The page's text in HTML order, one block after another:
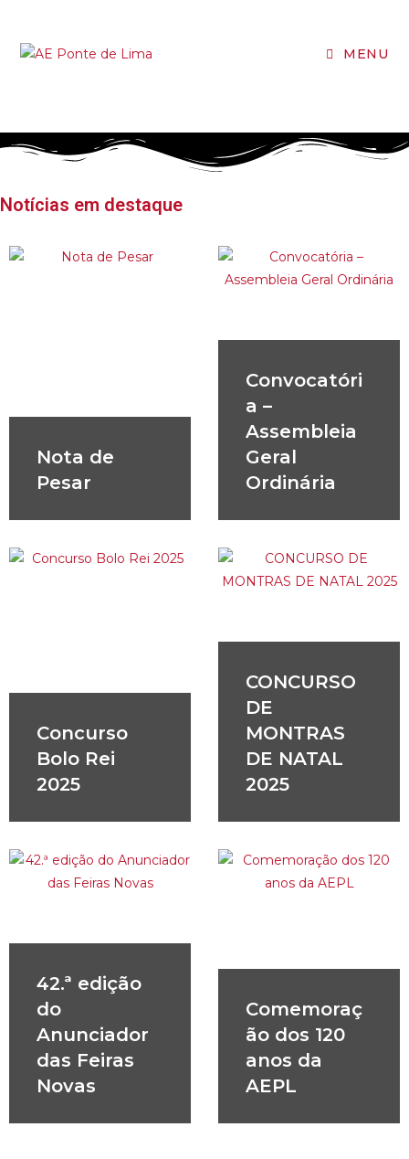
MENU
Notícias em destaque
Nota de
Pesar
Convocatóri
a –
Assembleia
Geral
Ordinária
Concurso
Bolo Rei
2025
CONCURSO
DE
MONTRAS
DE NATAL
2025
42.ª edição
do
Anunciador
das Feiras
Novas
Comemoraç
ão dos 120
anos da
AEPL